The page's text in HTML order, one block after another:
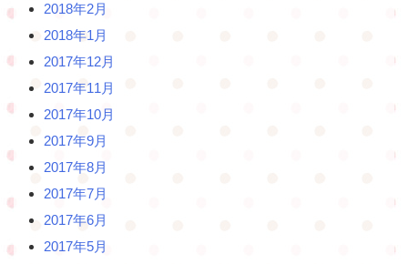
2018年2月
2018年1月
2017年12月
2017年11月
2017年10月
2017年9月
2017年8月
2017年7月
2017年6月
2017年5月